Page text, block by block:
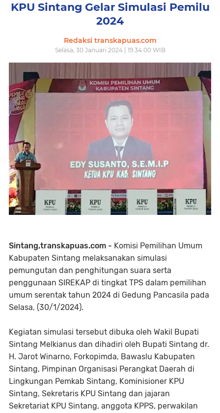
KPU Sintang Gelar Simulasi Pemilu
2024
Redaksi transkapuas.com
Selasa, 30 Januari 2024 | 19.34.00 WIB
Sintang,transkapuas.com - Komisi Pemilihan Umum
Kabupaten Sintang melaksanakan simulasi
pemungutan dan penghitungan suara serta
penggunaan SIREKAP di tingkat TPS dalam pemilihan
umum serentak tahun 2024 di Gedung Pancasila pada
Selasa, (30/1/2024).
Kegiatan simulasi tersebut dibuka oleh Wakil Bupati
Sintang Melkianus dan dihadiri oleh Bupati Sintang dr.
H. Jarot Winarno, Forkopimda, Bawaslu Kabupaten
Sintang, Pimpinan Organisasi Perangkat Daerah di
Lingkungan Pemkab Sintang, Kominisioner KPU
Sintang, Sekretaris KPU Sintang dan jajaran
Sekretariat KPU Sintang, anggota KPPS, perwakilan